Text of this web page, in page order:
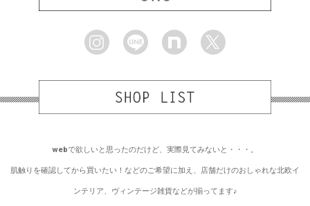
webで欲しいと思ったのだけど、実際見てみないと・・・。
肌触りを確認してから買いたい！などのご希望に加え、店舗だけのおしゃれな北欧イ
ンテリア、ヴィンテージ雑貨などが揃ってます♪